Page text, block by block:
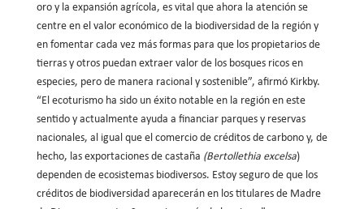
oro y la expansión agrícola, es vital que ahora la atención se
centre en el valor económico de la biodiversidad de la región y
en fomentar cada vez más formas para que los propietarios de
tierras y otros puedan extraer valor de los bosques ricos en
especies, pero de manera racional y sostenible”, afirmó Kirkby.
“El ecoturismo ha sido un éxito notable en la región en este
sentido y actualmente ayuda a financiar parques y reservas
nacionales, al igual que el comercio de créditos de carbono y, de
hecho, las exportaciones de castaña (Bertollethia excelsa)
dependen de ecosistemas biodiversos. Estoy seguro de que los
créditos de biodiversidad aparecerán en los titulares de Madre